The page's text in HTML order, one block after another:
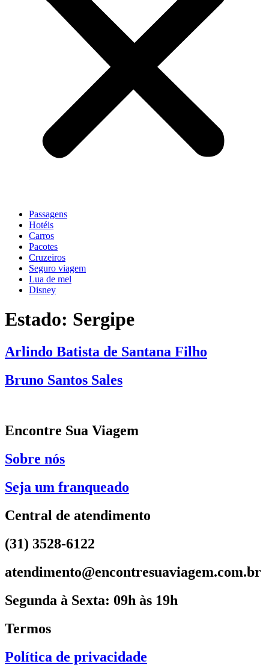
Passagens
Hotéis
Carros
Pacotes
Cruzeiros
Seguro viagem
Lua de mel
Disney
Estado: Sergipe
Arlindo Batista de Santana Filho
Bruno Santos Sales
Encontre Sua Viagem
Sobre nós
Seja um franqueado
Central de atendimento
(31) 3528-6122
atendimento@encontresuaviagem.com.br
Segunda à Sexta: 09h às 19h
Termos
Política de privacidade